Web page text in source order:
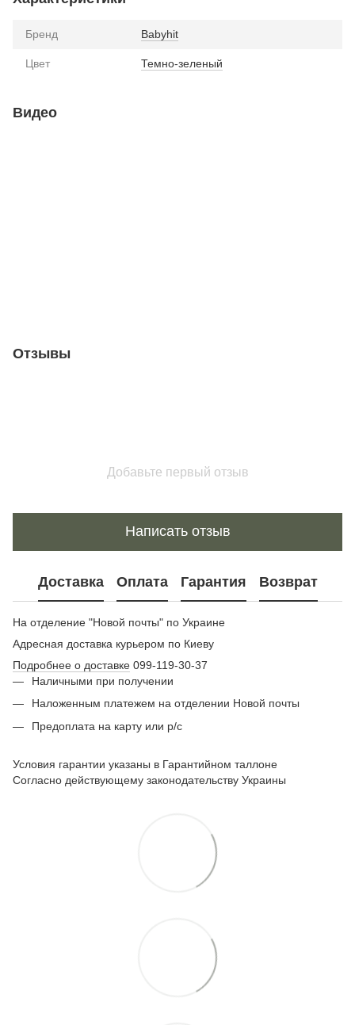
Бренд Babyhit
Цвет Темно-зеленый
Видео
Отзывы
Добавьте первый отзыв
Написать отзыв
Доставка Оплата Гарантия Возврат
На отделение "Новой почты" по Украине
Адресная доставка курьером по Киеву
Подробнее о доставке 099-119-30-37
Наличными при получении
Наложенным платежем на отделении Новой почты
Предоплата на карту или р/с
Условия гарантии указаны в Гарантийном таллоне
Согласно действующему законодательству Украины